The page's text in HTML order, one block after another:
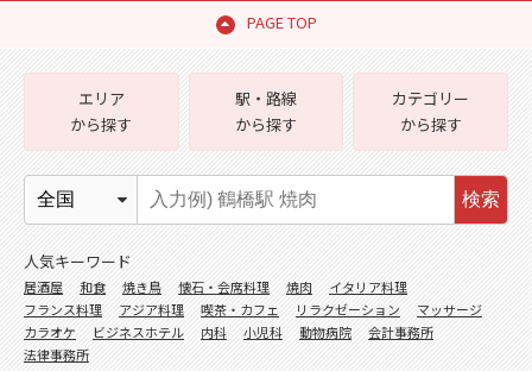
PAGE TOP
エリア
から探す
駅・路線
から探す
カテゴリー
から探す
検索
人気キーワード
居酒屋 和食 焼き鳥 懐石・会席料理 焼肉
イタリア料理
フランス料理
アジア料理 喫茶・カフェ リラクゼーション
マッサージ
カラオケ
ビジネスホテル 内科 小児科 動物病院
会計事務所
法律事務所